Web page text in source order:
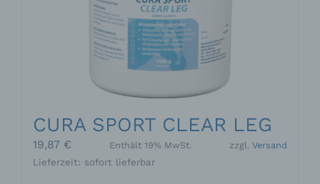
CURA SPORT CLEAR LEG
19,87 € Enthält 19% MwSt. zzgl. Versand
Lieferzeit: sofort lieferbar